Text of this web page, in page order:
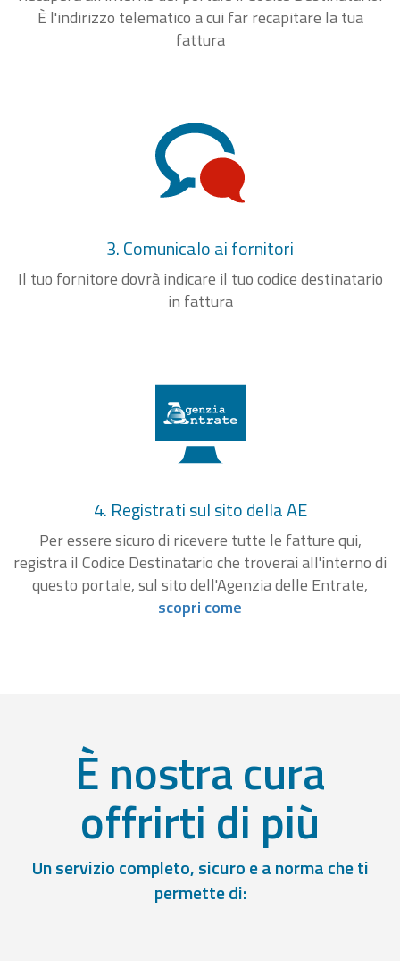
È l'indirizzo telematico a cui far recapitare la tua
fattura
3. Comunicalo ai fornitori
Il tuo fornitore dovrà indicare il tuo codice destinatario
in fattura
4. Registrati sul sito della AE
Per essere sicuro di ricevere tutte le fatture qui,
registra il Codice Destinatario che troverai all'interno di
questo portale, sul sito dell'Agenzia delle Entrate,
scopri come
È nostra cura
offrirti di più
Un servizio completo, sicuro e a norma che ti
permette di: